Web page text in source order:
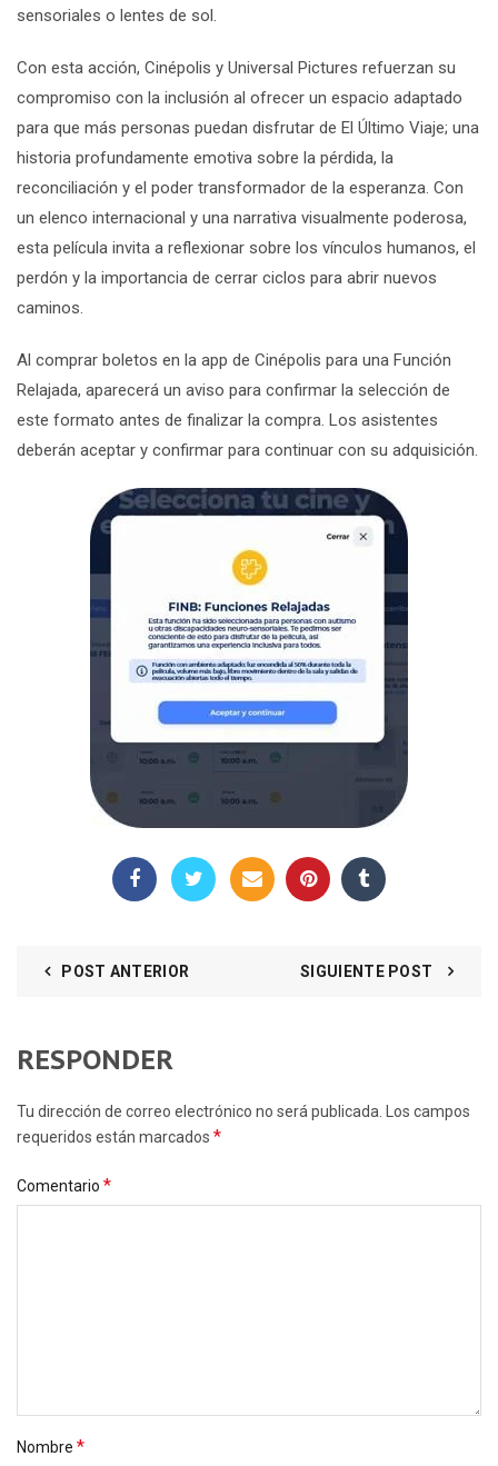
sensoriales o lentes de sol.
Con esta acción, Cinépolis y Universal Pictures refuerzan su
compromiso con la inclusión al ofrecer un espacio adaptado
para que más personas puedan disfrutar de El Último Viaje; una
historia profundamente emotiva sobre la pérdida, la
reconciliación y el poder transformador de la esperanza. Con
un elenco internacional y una narrativa visualmente poderosa,
esta película invita a reflexionar sobre los vínculos humanos, el
perdón y la importancia de cerrar ciclos para abrir nuevos
caminos.
Al comprar boletos en la app de Cinépolis para una Función
Relajada, aparecerá un aviso para confirmar la selección de
este formato antes de finalizar la compra. Los asistentes
deberán aceptar y confirmar para continuar con su adquisición.
POST ANTERIOR SIGUIENTE POST
RESPONDER
Tu dirección de correo electrónico no será publicada. Los campos
requeridos están marcados *
Comentario *
Nombre *